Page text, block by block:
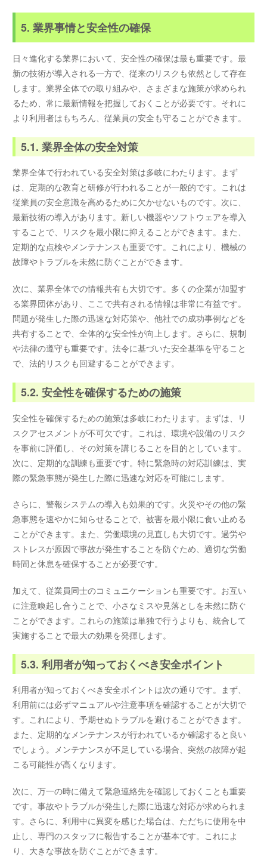
5. 業界事情と安全性の確保
日々進化する業界において、安全性の確保は最も重要です。最
新の技術が導入される一方で、従来のリスクも依然として存在
します。業界全体での取り組みや、さまざまな施策が求められ
るため、常に最新情報を把握しておくことが必要です。それに
より利用者はもちろん、従業員の安全も守ることができます。
5.1. 業界全体の安全対策
業界全体で行われている安全対策は多岐にわたります。まず
は、定期的な教育と研修が行われることが一般的です。これは
従業員の安全意識を高めるために欠かせないものです。次に、
最新技術の導入があります。新しい機器やソフトウェアを導入
することで、リスクを最小限に抑えることができます。また、
定期的な点検やメンテナンスも重要です。これにより、機械の
故障やトラブルを未然に防ぐことができます。
次に、業界全体での情報共有も大切です。多くの企業が加盟す
る業界団体があり、ここで共有される情報は非常に有益です。
問題が発生した際の迅速な対応策や、他社での成功事例などを
共有することで、全体的な安全性が向上します。さらに、規制
や法律の遵守も重要です。法令に基づいた安全基準を守ること
で、法的リスクも回避することができます。
5.2. 安全性を確保するための施策
安全性を確保するための施策は多岐にわたります。まずは、リ
スクアセスメントが不可欠です。これは、環境や設備のリスク
を事前に評価し、その対策を講じることを目的としています。
次に、定期的な訓練も重要です。特に緊急時の対応訓練は、実
際の緊急事態が発生した際に迅速な対応を可能にします。
さらに、警報システムの導入も効果的です。火災やその他の緊
急事態を速やかに知らせることで、被害を最小限に食い止める
ことができます。また、労働環境の見直しも大切です。過労や
ストレスが原因で事故が発生することを防ぐため、適切な労働
時間と休息を確保することが必要です。
加えて、従業員同士のコミュニケーションも重要です。お互い
に注意喚起し合うことで、小さなミスや見落としを未然に防ぐ
ことができます。これらの施策は単独で行うよりも、統合して
実施することで最大の効果を発揮します。
5.3. 利用者が知っておくべき安全ポイント
利用者が知っておくべき安全ポイントは次の通りです。まず、
利用前には必ずマニュアルや注意事項を確認することが大切で
す。これにより、予期せぬトラブルを避けることができます。
また、定期的なメンテナンスが行われているか確認すると良い
でしょう。メンテナンスが不足している場合、突然の故障が起
こる可能性が高くなります。
次に、万一の時に備えて緊急連絡先を確認しておくことも重要
です。事故やトラブルが発生した際に迅速な対応が求められま
す。さらに、利用中に異変を感じた場合は、ただちに使用を中
止し、専門のスタッフに報告することが基本です。これによ
り、大きな事故を防ぐことができます。